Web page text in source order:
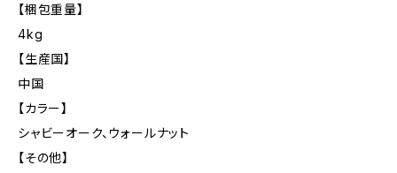
【梱包重量】
4kg
【生産国】
中国
【カラー】
シャビーオーク、ウォールナット
【その他】